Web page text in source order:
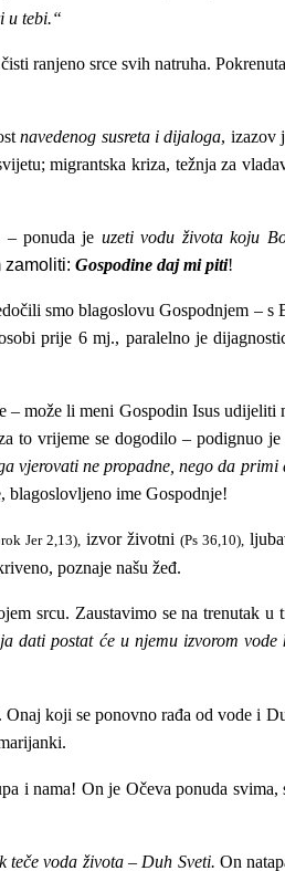
u tebi.“
ranjeno srce svih natruha.
navedenog susreta i dijaloga, izazov
migrantska kriza, težnja za
– ponuda je uzeti vodu života koju
zamoliti: Gospodine daj mi piti!
smo blagoslovu Gospodnjem – s
prije 6 mj., paralelno je
– može li meni Gospodin Isus
vrijeme se dogodilo – podignuo
vjerovati ne propadne, nego da primi
blagoslovljeno ime Gospodnje!
Jer 2,13), izvor životni (Ps 36,10),
poznaje našu žeđ.
srcu. Zaustavimo se na trenutak
dati postat će u njemu izvorom
koji se ponovno rađa od vode i
i nama! On je Očeva ponuda
teče voda života – Duh Sveti. On